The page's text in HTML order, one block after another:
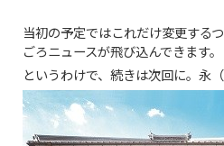
当初の予定ではこれだけ変更する
ごろニュースが飛び込んできます。
というわけで、続きは次回に。永（